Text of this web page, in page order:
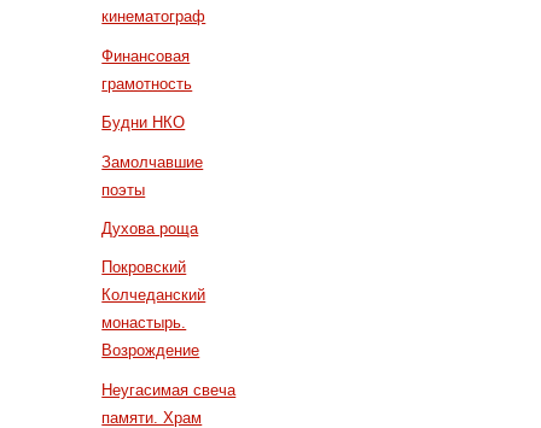
кинематограф
Финансовая
грамотность
Будни НКО
Замолчавшие
поэты
Духова роща
Покровский
Колчеданский
монастырь.
Возрождение
Неугасимая свеча
памяти. Храм